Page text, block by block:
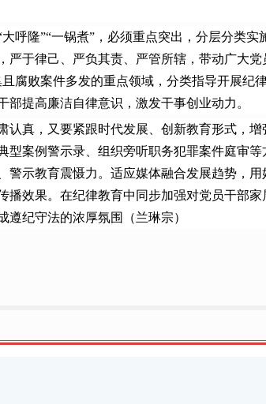
隆”“一锅煮”，必须重点突出，分层分类实
于律己、严负其责、严管所辖，带动广大
腐败案件多发的重点领域，分类指导开展
提高廉洁自律意识，激发干事创业动力。
，又要紧跟时代发展、创新教育形式，增
案例警示录、组织旁听职务犯罪案件庭审
示教育震慑力。适应媒体融合发展趋势，
效果。在纪律教育中同步加强对党员干部
纪守法的浓厚氛围（兰琳宗）